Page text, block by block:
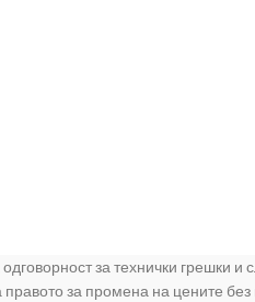
за технички грешки
правото за промена на цените